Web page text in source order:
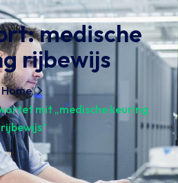
medische
rijbewijs
Home
mit „medische keuring
rijbewijs“